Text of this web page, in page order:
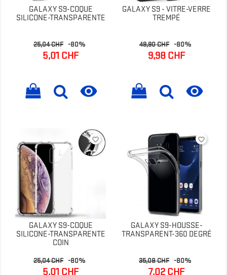
GALAXY S9-COQUE
SILICONE-TRANSPARENTE
Prix
base
25,04 CHF -80%
5,01 CHF

GALAXY S9 - VITRE-VERRE
TREMPÉ
Prix
base
49,90 CHF -80%
9,98 CHF

GALAXY S9-COQUE
SILICONE-TRANSPARENTE
COIN
Prix
25,04 CHF -80%
5,01 CHF
favorite_border
GALAXY S9-HOUSSE-
TRANSPARENT-360 DEGRÉ
Prix
35,08 CHF -80%
7,02 CHF
favorite_border